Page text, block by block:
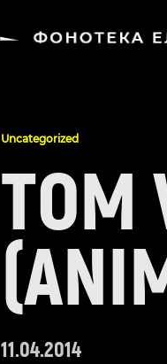
Uncategorized
TOM
11.04.2014